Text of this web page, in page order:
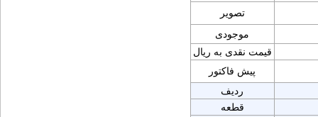
تصویر
موجودی
قیمت نقدی به ریال
پیش فاکتور
ردیف
قطعه